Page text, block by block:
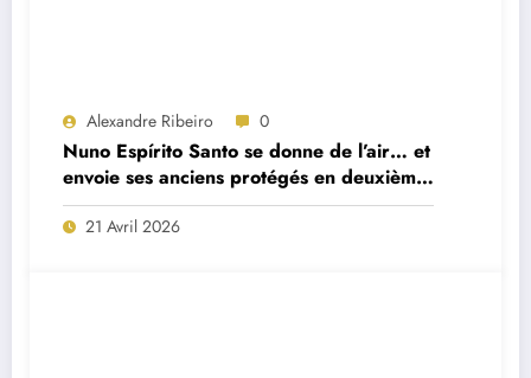
Alexandre Ribeiro 0
Nuno Espírito Santo se donne de l’air… et
envoie ses anciens protégés en deuxième
division
21 Avril 2026